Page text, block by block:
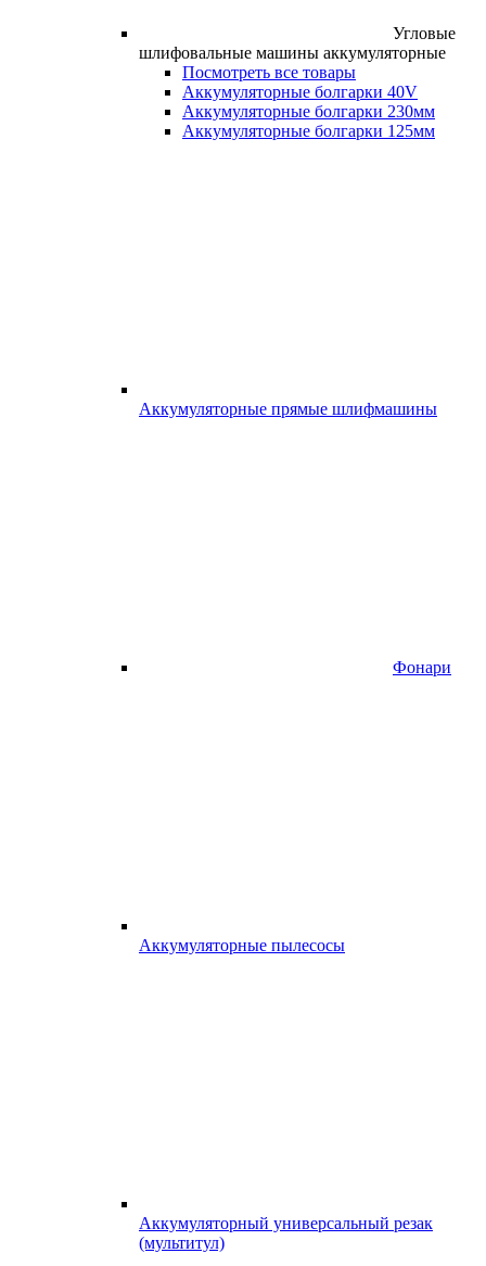
Угловые
шлифовальные машины аккумуляторные
Посмотреть все товары
Аккумуляторные болгарки 40V
Аккумуляторные болгарки 230мм
Аккумуляторные болгарки 125мм
Аккумуляторные прямые шлифмашины
Фонари
Аккумуляторные пылесосы
Аккумуляторный универсальный резак
(мультитул)